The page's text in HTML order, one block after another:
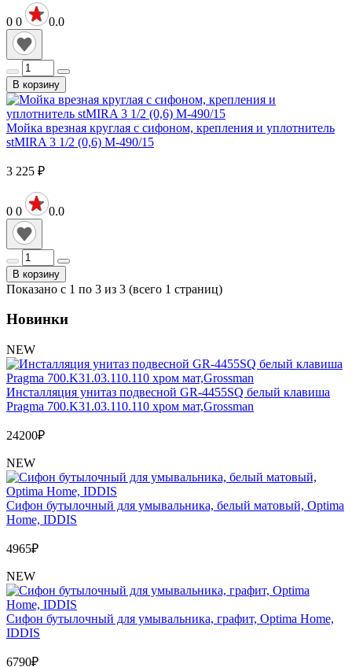
0 0 0.0
В корзину
Мойка врезная круглая с сифоном, крепления и уплотнитель
stMIRA 3 1/2 (0,6) М-490/15
3 225 ₽
0 0 0.0
В корзину
Показано с 1 по 3 из 3 (всего 1 страниц)
Новинки
NEW
Инсталляция унитаз подвесной GR-4455SQ белый клавиша
Pragma 700.K31.03.110.110 хром мат,Grossman
24200₽
NEW
Сифон бутылочный для умывальника, белый матовый, Optima
Home, IDDIS
4965₽
NEW
Сифон бутылочный для умывальника, графит, Optima Home,
IDDIS
6790₽